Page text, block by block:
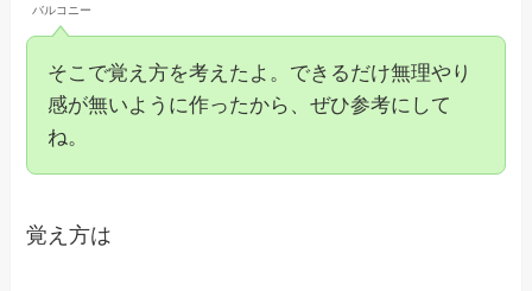
バルコニー
そこで覚え方を考えたよ。できるだけ無理やり
感が無いように作ったから、ぜひ参考にして
ね。
覚え方は